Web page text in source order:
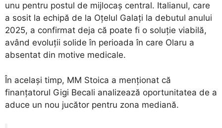
unu pentru postul de mijlocaș central. Italianul, care
a sosit la echipă de la Oțelul Galați la debutul anului
2025, a confirmat deja că poate fi o soluție viabilă,
având evoluții solide în perioada în care Olaru a
absentat din motive medicale.
​În același timp, MM Stoica a menționat că
finanțatorul Gigi Becali analizează oportunitatea de a
aduce un nou jucător pentru zona mediană.